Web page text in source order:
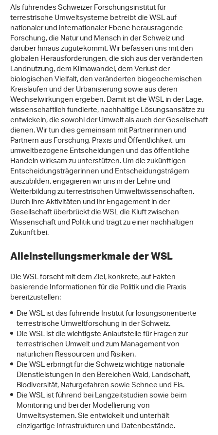
Als führendes Schweizer Forschungsinstitut für
terrestrische Umweltsysteme betreibt die WSL auf
nationaler und internationaler Ebene herausragende
Forschung, die Natur und Mensch in der Schweiz und
darüber hinaus zugutekommt. Wir befassen uns mit den
globalen Herausforderungen, die sich aus der veränderten
Landnutzung, dem Klimawandel, dem Verlust der
biologischen Vielfalt, den veränderten biogeochemischen
Kreisläufen und der Urbanisierung sowie aus deren
Wechselwirkungen ergeben. Damit ist die WSL in der Lage,
wissenschaftlich fundierte, nachhaltige Lösungsansätze zu
entwickeln, die sowohl der Umwelt als auch der Gesellschaft
dienen. Wir tun dies gemeinsam mit Partnerinnen und
Partnern aus Forschung, Praxis und Öffentlichkeit, um
umweltbezogene Entscheidungen und das öffentliche
Handeln wirksam zu unterstützen. Um die zukünftigen
Entscheidungsträgerinnen und Entscheidungsträgern
auszubilden, engagieren wir uns in der Lehre und
Weiterbildung zu terrestrischen Umweltwissenschaften.
Durch ihre Aktivitäten und ihr Engagement in der
Gesellschaft überbrückt die WSL die Kluft zwischen
Wissenschaft und Politik und trägt zu einer nachhaltigen
Zukunft bei.
Alleinstellungsmerkmale der WSL
Die WSL forscht mit dem Ziel, konkrete, auf Fakten
basierende Informationen für die Politik und die Praxis
bereitzustellen:
Die WSL ist das führende Institut für lösungsorientierte
terrestrische Umweltforschung in der Schweiz.
Die WSL ist die wichtigste Anlaufstelle für Fragen zur
terrestrischen Umwelt und zum Management von
natürlichen Ressourcen und Risiken.
Die WSL erbringt für die Schweiz wichtige nationale
Dienstleistungen in den Bereichen Wald, Landschaft,
Biodiversität, Naturgefahren sowie Schnee und Eis.
Die WSL ist führend bei Langzeitstudien sowie beim
Monitoring und bei der Modellierung von
Umweltsystemen. Sie entwickelt und unterhält
einzigartige Infrastrukturen und Datenbestände.